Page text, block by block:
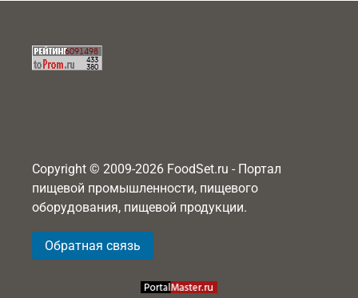
Copyright © 2009-2026 FoodSet.ru - Портал
пищевой промышленности, пищевого
оборудования, пищевой продукции.
Обратная связь